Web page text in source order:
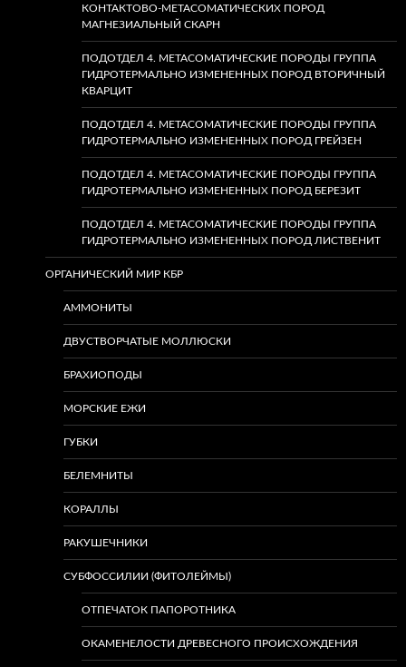
КОНТАКТОВО-МЕТАСОМАТИЧЕСКИХ ПОРОД
МАГНЕЗИАЛЬНЫЙ СКАРН
ПОДОТДЕЛ 4. МЕТАСОМАТИЧЕСКИЕ ПОРОДЫ ГРУППА
ГИДРОТЕРМАЛЬНО ИЗМЕНЕННЫХ ПОРОД ВТОРИЧНЫЙ
КВАРЦИТ
ПОДОТДЕЛ 4. МЕТАСОМАТИЧЕСКИЕ ПОРОДЫ ГРУППА
ГИДРОТЕРМАЛЬНО ИЗМЕНЕННЫХ ПОРОД ГРЕЙЗЕН
ПОДОТДЕЛ 4. МЕТАСОМАТИЧЕСКИЕ ПОРОДЫ ГРУППА
ГИДРОТЕРМАЛЬНО ИЗМЕНЕННЫХ ПОРОД БЕРЕЗИТ
ПОДОТДЕЛ 4. МЕТАСОМАТИЧЕСКИЕ ПОРОДЫ ГРУППА
ГИДРОТЕРМАЛЬНО ИЗМЕНЕННЫХ ПОРОД ЛИСТВЕНИТ
ОРГАНИЧЕСКИЙ МИР КБР
АММОНИТЫ
ДВУСТВОРЧАТЫЕ МОЛЛЮСКИ
БРАХИОПОДЫ
МОРСКИЕ ЕЖИ
ГУБКИ
БЕЛЕМНИТЫ
КОРАЛЛЫ
РАКУШЕЧНИКИ
СУБФОССИЛИИ (ФИТОЛЕЙМЫ)
ОТПЕЧАТОК ПАПОРОТНИКА
ОКАМЕНЕЛОСТИ ДРЕВЕСНОГО ПРОИСХОЖДЕНИЯ